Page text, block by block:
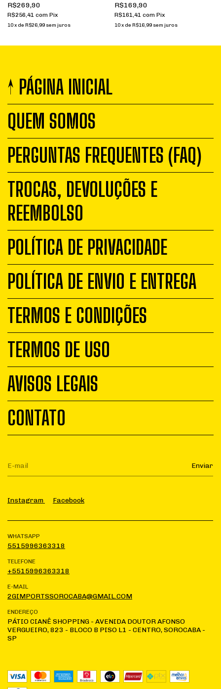
R$269,90
R$256,41 com Pix
10x de R$26,99 sem juros
R$169,90
R$161,41 com Pix
10 x de R$16,99 sem juros
↑ PÁGINA INICIAL
QUEM SOMOS
PERGUNTAS FREQUENTES (FAQ)
TROCAS, DEVOLUÇÕES E
REEMBOLSO
POLÍTICA DE PRIVACIDADE
POLÍTICA DE ENVIO E ENTREGA
TERMOS E CONDIÇÕES
TERMOS DE USO
AVISOS LEGAIS
CONTATO
Instagram Facebook
WHATSAPP
5515996363318
TELEFONE
+5515996363318
E-MAIL
2GIMPORTSSOROCABA@GMAIL.COM
ENDEREÇO
PÁTIO CIANÊ SHOPPING - AVENIDA DOUTOR AFONSO
VERGUEIRO, 823 - BLOCO B PISO L1 - CENTRO, SOROCABA -
SP